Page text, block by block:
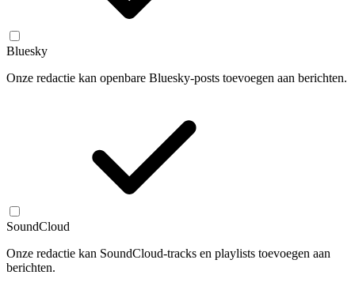
Bluesky
Onze redactie kan openbare Bluesky-posts toevoegen aan berichten.
SoundCloud
Onze redactie kan SoundCloud-tracks en playlists toevoegen aan
berichten.